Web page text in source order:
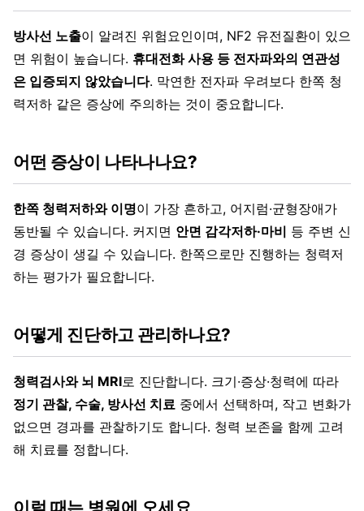
방사선 노출이 알려진 위험요인이며, NF2 유전질환이 있으
면 위험이 높습니다. 휴대전화 사용 등 전자파와의 연관성
은 입증되지 않았습니다. 막연한 전자파 우려보다 한쪽 청
력저하 같은 증상에 주의하는 것이 중요합니다.
어떤 증상이 나타나나요?
한쪽 청력저하와 이명이 가장 흔하고, 어지럼·균형장애가
동반될 수 있습니다. 커지면 안면 감각저하·마비 등 주변 신
경 증상이 생길 수 있습니다. 한쪽으로만 진행하는 청력저
하는 평가가 필요합니다.
어떻게 진단하고 관리하나요?
청력검사와 뇌 MRI로 진단합니다. 크기·증상·청력에 따라
정기 관찰, 수술, 방사선 치료 중에서 선택하며, 작고 변화가
없으면 경과를 관찰하기도 합니다. 청력 보존을 함께 고려
해 치료를 정합니다.